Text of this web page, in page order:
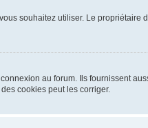
souhaitez utiliser. Le
au forum. Ils fournissent
cookies peut les corriger.